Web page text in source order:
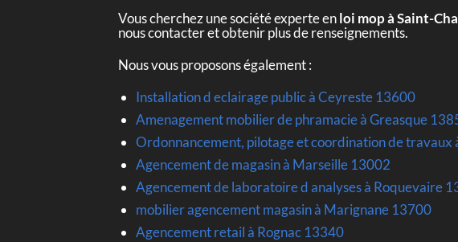
Vous cherchez une société experte enloi mop à Saint-
nous contacter et obtenir plus de renseignements.
Nous vous proposons également :
Installation d eclairage public à Ceyreste 13600
Amenagement mobilier de phramacie à Greasque
Ordonnancement, pilotage et coordination de
Agencement de magasin à Marseille 13002
Agencement de laboratoire d analyses à Roquevaire
mobilier agencement magasin à Marignane 13700
Agencement retail à Rognac 13340